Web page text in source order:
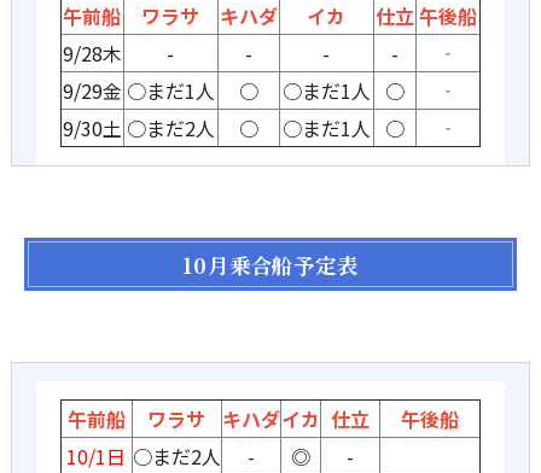
午前船 ワラサ キハダ イカ 仕立午後船
9/28木
- - - -
‐
9/29金 ○まだ1人 ○ ○まだ1人 ○
‐
9/30土 ○まだ2人 ○ ○まだ1人 ○ ‐
10月乗合船予定表
午前船 ワラサ キハダイカ 仕立
午後船
10/1日 ○まだ2人 - ◎
-